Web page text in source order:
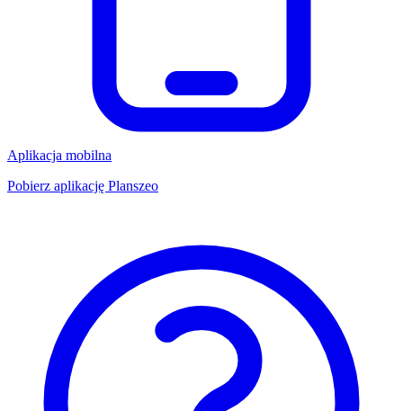
Aplikacja mobilna
Pobierz aplikację Planszeo